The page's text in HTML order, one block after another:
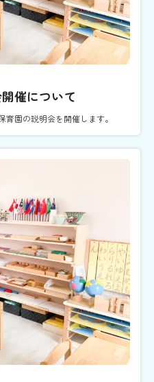
開催について
育園の説明会を開催します。